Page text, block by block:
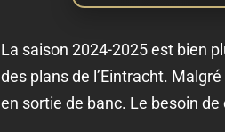
La saison 2024-2025 est bien
des plans de l’Eintracht.
en sortie de banc. Le besoin